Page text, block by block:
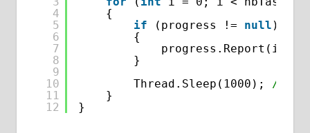
4
5
6
7
8
9
10
11
12
{
if
(progress != null )
{
progress.Report(i);
}
Thread.Sleep(1000);
//
}
}